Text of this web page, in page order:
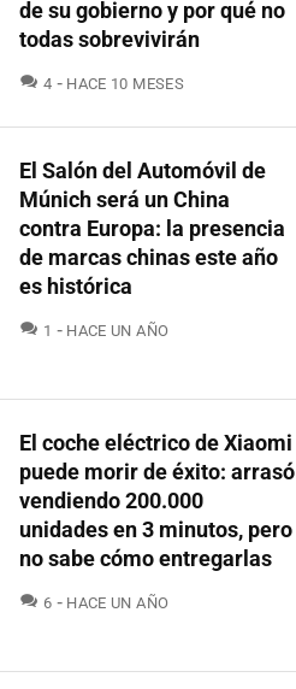
de su gobierno y por qué no
todas sobrevivirán
4 COMENTARIOS
HACE 10 MESES
El Salón del Automóvil de
Múnich será un China
contra Europa: la presencia
de marcas chinas este año
es histórica
1 COMENTARIOS
HACE UN AÑO
El coche eléctrico de Xiaomi
puede morir de éxito: arrasó
vendiendo 200.000
unidades en 3 minutos, pero
no sabe cómo entregarlas
6 COMENTARIOS
HACE UN AÑO